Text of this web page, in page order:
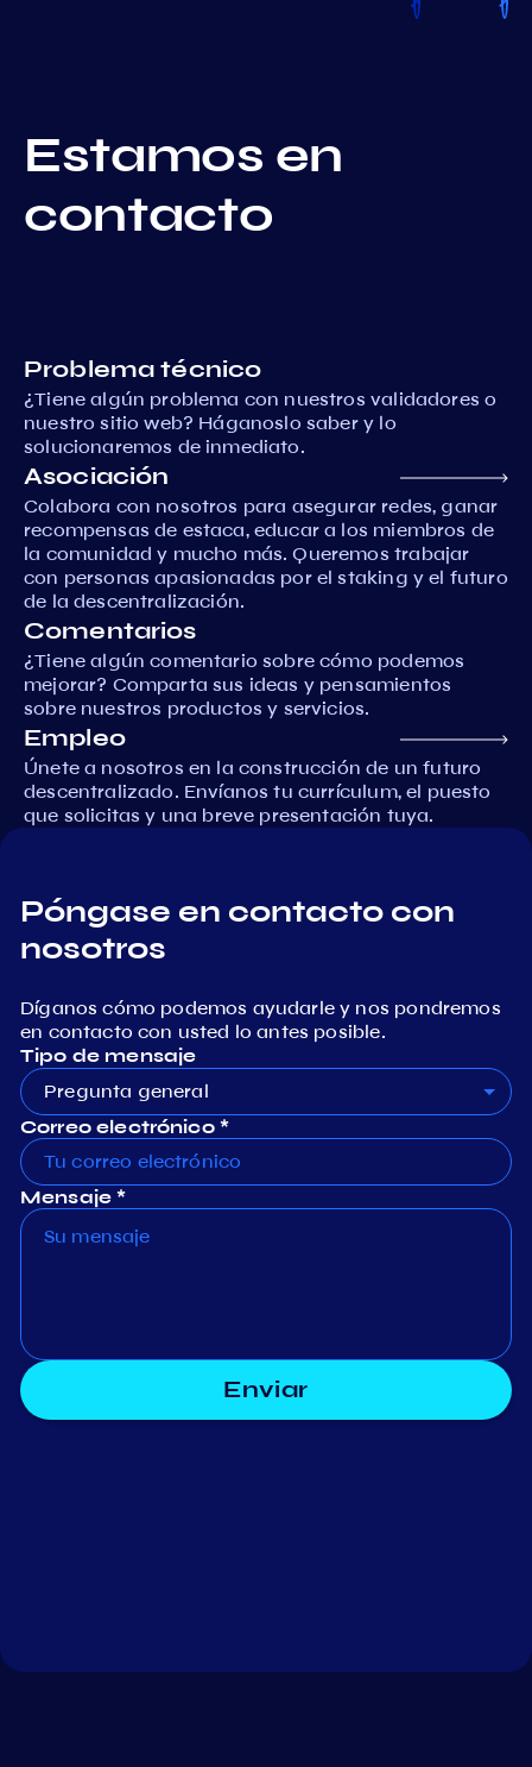
Estamos en
contacto
Problema técnico
¿Tiene algún problema con nuestros validadores o
nuestro sitio web? Háganoslo saber y lo
solucionaremos de inmediato.
Asociación
Colabora con nosotros para asegurar redes, ganar
recompensas de estaca, educar a los miembros de
la comunidad y mucho más. Queremos trabajar
con personas apasionadas por el staking y el futuro
de la descentralización.
Comentarios
¿Tiene algún comentario sobre cómo podemos
mejorar? Comparta sus ideas y pensamientos
sobre nuestros productos y servicios.
Empleo
Únete a nosotros en la construcción de un futuro
descentralizado. Envíanos tu currículum, el puesto
que solicitas y una breve presentación tuya.
Póngase en contacto con
nosotros
Díganos cómo podemos ayudarle y nos pondremos
en contacto con usted lo antes posible.
Tipo de mensaje
Pregunta general
Correo electrónico *
Mensaje *
Enviar